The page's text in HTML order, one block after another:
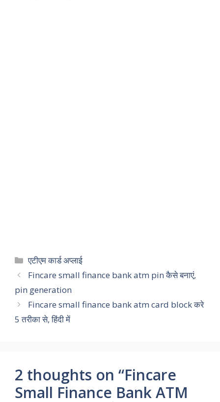
Categories
एटीएम कार्ड अप्लाई
Fincare small finance bank atm pin कैसे बनाएं,
pin generation
Fincare small finance bank atm card block करे
5 तरीका से, हिंदी में
2 thoughts on “Fincare
Small Finance Bank ATM